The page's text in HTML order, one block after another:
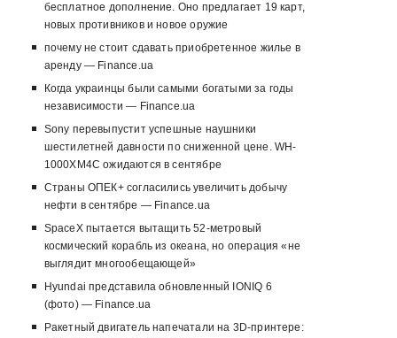
бесплатное дополнение. Оно предлагает 19 карт,
новых противников и новое оружие
почему не стоит сдавать приобретенное жилье в
аренду — Finance.ua
Когда украинцы были самыми богатыми за годы
независимости — Finance.ua
Sony перевыпустит успешные наушники
шестилетней давности по сниженной цене. WH-
1000XM4C ожидаются в сентябре
Страны ОПЕК+ согласились увеличить добычу
нефти в сентябре — Finance.ua
SpaceX пытается вытащить 52-метровый
космический корабль из океана, но операция «не
выглядит многообещающей»
Hyundai представила обновленный IONIQ 6
(фото) — Finance.ua
Ракетный двигатель напечатали на 3D-принтере: